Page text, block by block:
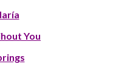
You